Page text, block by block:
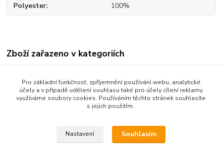
Polyester 100%
Zboží zařazeno v kategoriích
DÁMSKÉ ŠATY
PLESOVÉ A SPOLEČENSKÉ
Pro základní funkčnost, zpříjemnění používání webu, analytické
účely a v případě udělení souhlasu také pro účely cílení reklamy
využíváme soubory cookies. Používáním těchto stránek souhlasíte
s jejich použitím.
Nastavení Souhlasím